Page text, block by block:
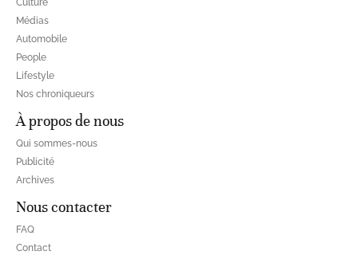
Culture
Médias
Automobile
People
Lifestyle
Nos chroniqueurs
À propos de nous
Qui sommes-nous
Publicité
Archives
Nous contacter
FAQ
Contact